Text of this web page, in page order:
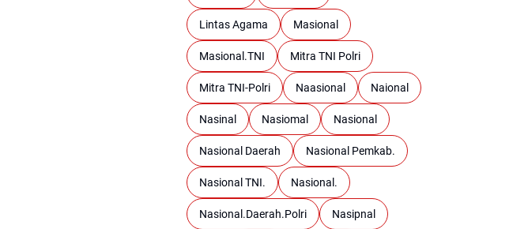
Lintas Agama Masional
Masional.TNI Mitra TNI Polri
Mitra TNI-Polri Naasional Naional
Nasinal Nasiomal Nasional
Nasional Daerah Nasional Pemkab.
Nasional TNI. Nasional.
Nasional.Daerah.Polri Nasipnal